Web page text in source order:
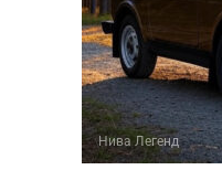
Нива Легенд